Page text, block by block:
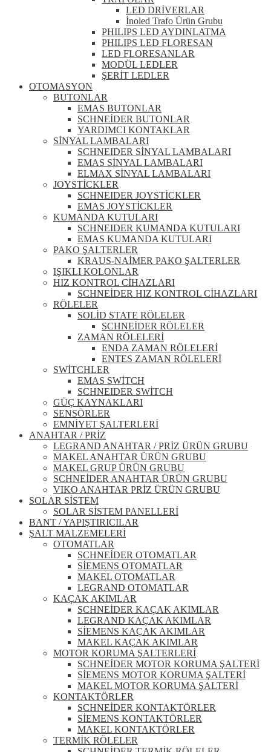
LED DRİVERLAR
İnoled Trafo Ürün Grubu
PHILIPS LED AYDINLATMA
PHILIPS LED FLORESAN
LED FLORESANLAR
MODÜL LEDLER
ŞERİT LEDLER
OTOMASYON
BUTONLAR
EMAS BUTONLAR
SCHNEİDER BUTONLAR
YARDIMCI KONTAKLAR
SİNYAL LAMBALARI
SCHNEIDER SİNYAL LAMBALARI
EMAS SİNYAL LAMBALARI
ELMAX SİNYAL LAMBALARI
JOYSTİCKLER
SCHNEIDER JOYSTİCKLER
EMAS JOYSTİCKLER
KUMANDA KUTULARI
SCHNEIDER KUMANDA KUTULARI
EMAS KUMANDA KUTULARI
PAKO ŞALTERLER
KRAUS-NAİMER PAKO ŞALTERLER
IŞIKLI KOLONLAR
HIZ KONTROL CİHAZLARI
SCHNEİDER HIZ KONTROL CİHAZLARI
RÖLELER
SOLİD STATE RÖLELER
SCHNEİDER RÖLELER
ZAMAN RÖLELERİ
ENDA ZAMAN RÖLELERİ
ENTES ZAMAN RÖLELERİ
SWİTCHLER
EMAS SWİTCH
SCHNEIDER SWİTCH
GÜÇ KAYNAKLARI
SENSÖRLER
EMNİYET ŞALTERLERİ
ANAHTAR / PRİZ
LEGRAND ANAHTAR / PRİZ ÜRÜN GRUBU
MAKEL ANAHTAR ÜRÜN GRUBU
MAKEL GRUP ÜRÜN GRUBU
SCHNEİDER ANAHTAR ÜRÜN GRUBU
VIKO ANAHTAR PRİZ ÜRÜN GRUBU
SOLAR SİSTEM
SOLAR SİSTEM PANELLERİ
BANT / YAPIŞTIRICILAR
ŞALT MALZEMELERİ
OTOMATLAR
SCHNEİDER OTOMATLAR
SİEMENS OTOMATLAR
MAKEL OTOMATLAR
LEGRAND OTOMATLAR
KAÇAK AKIMLAR
SCHNEİDER KAÇAK AKIMLAR
LEGRAND KAÇAK AKIMLAR
SİEMENS KAÇAK AKIMLAR
MAKEL KAÇAK AKIMLAR
MOTOR KORUMA ŞALTERLERİ
SCHNEİDER MOTOR KORUMA ŞALTERİ
SİEMENS MOTOR KORUMA ŞALTERİ
MAKEL MOTOR KORUMA ŞALTERİ
KONTAKTÖRLER
SCHNEİDER KONTAKTÖRLER
SİEMENS KONTAKTÖRLER
MAKEL KONTAKTÖRLER
TERMİK RÖLELER